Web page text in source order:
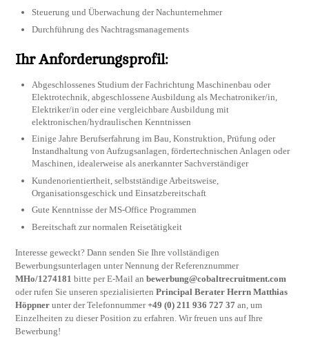
Steuerung und Überwachung der Nachunternehmer
Durchführung des Nachtragsmanagements
Ihr Anforderungsprofil:
Abgeschlossenes Studium der Fachrichtung Maschinenbau oder
Elektrotechnik, abgeschlossene Ausbildung als Mechatroniker/in,
Elektriker/in oder eine vergleichbare Ausbildung mit
elektronischen/hydraulischen Kenntnissen
Einige Jahre Berufserfahrung im Bau, Konstruktion, Prüfung oder
Instandhaltung von Aufzugsanlagen, fördertechnischen Anlagen oder
Maschinen, idealerweise als anerkannter Sachverständiger
Kundenorientiertheit, selbstständige Arbeitsweise,
Organisationsgeschick und Einsatzbereitschaft
Gute Kenntnisse der MS-Office Programmen
Bereitschaft zur normalen Reisetätigkeit
Interesse geweckt? Dann senden Sie Ihre vollständigen
Bewerbungsunterlagen unter Nennung der Referenznummer
MHo/1274181 bitte per E-Mail anbewerbung@cobaltrecruitment.com
oder rufen Sie unseren spezialisiertenPrincipal Berater Herrn Matthias
Höppner unter der Telefonnummer+49 (0) 211 936 727 37 an, um
Einzelheiten zu dieser Position zu erfahren. Wir freuen uns auf Ihre
Bewerbung!